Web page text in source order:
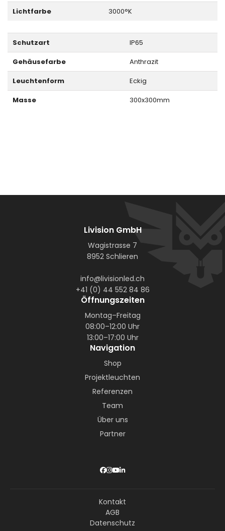
Lichtfarbe
3000°K
Schutzart
IP65
Gehäusefarbe
Anthrazit
Leuchtenform
Eckig
Masse
300x300mm
Livision GmbH
Wagistrasse 7
8952 Schlieren
info@livisionled.ch
+41 (0) 44 552 84 86
Öffnungszeiten
Montag–Freitag
08:00–12:00 Uhr
13:00–17:00 Uhr
Navigation
Shop
Projektleuchten
Referenzen
Team
Über uns
Partner
Kontakt
AGB
Datenschutz